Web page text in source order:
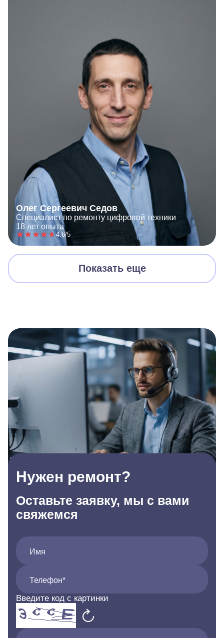
Олег Сергеевич Седов
Специалист по ремонту цифровой техники
18 лет опыта
4.6/5
Показать еще
Нужен ремонт?
Оставьте заявку, мы с вами
свяжемся
Имя
Телефон*
Введите код с картинки